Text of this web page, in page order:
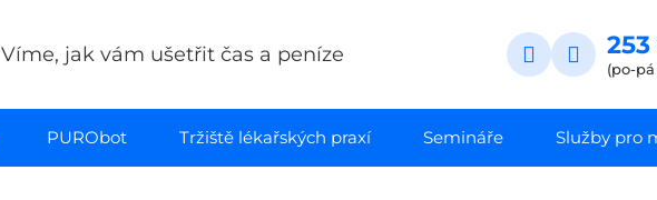
Víme, jak vám ušetřit čas a peníze
(po-pá
PURObot Tržiště lékařských praxí Semináře Služby pro